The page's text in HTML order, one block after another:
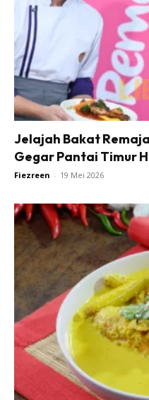
Jelajah Bakat
Gegar Pantai Timur
Fiezreen - 19 Mei 2026